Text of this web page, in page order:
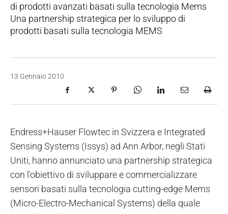
di prodotti avanzati basati sulla tecnologia Mems
Una partnership strategica per lo sviluppo di
prodotti basati sulla tecnologia MEMS
13 Gennaio 2010
Endress+Hauser Flowtec in Svizzera e Integrated
Sensing Systems (Issys) ad Ann Arbor, negli Stati
Uniti, hanno annunciato una partnership strategica
con l'obiettivo di sviluppare e commercializzare
sensori basati sulla tecnologia cutting-edge Mems
(Micro-Electro-Mechanical Systems) della quale